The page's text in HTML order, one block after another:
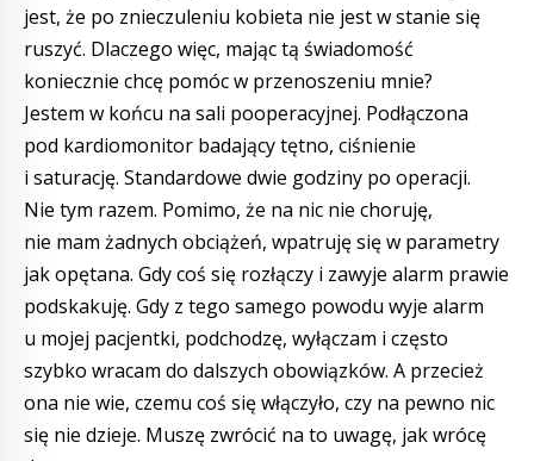
jest, że po znieczuleniu kobieta nie jest w stanie się
ruszyć. Dlaczego więc, mając tą świadomość
koniecznie chcę pomóc w przenoszeniu mnie?
Jestem w końcu na sali pooperacyjnej. Podłączona
pod kardiomonitor badający tętno, ciśnienie
i saturację. Standardowe dwie godziny po operacji.
Nie tym razem. Pomimo, że na nic nie choruję,
nie mam żadnych obciążeń, wpatruję się w parametry
jak opętana. Gdy coś się rozłączy i zawyje alarm prawie
podskakuję. Gdy z tego samego powodu wyje alarm
u mojej pacjentki, podchodzę, wyłączam i często
szybko wracam do dalszych obowiązków. A przecież
ona nie wie, czemu coś się włączyło, czy na pewno nic
się nie dzieje. Muszę zwrócić na to uwagę, jak wrócę